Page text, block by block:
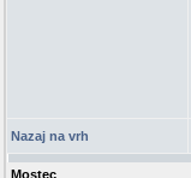
Nazaj na vrh
Mostec